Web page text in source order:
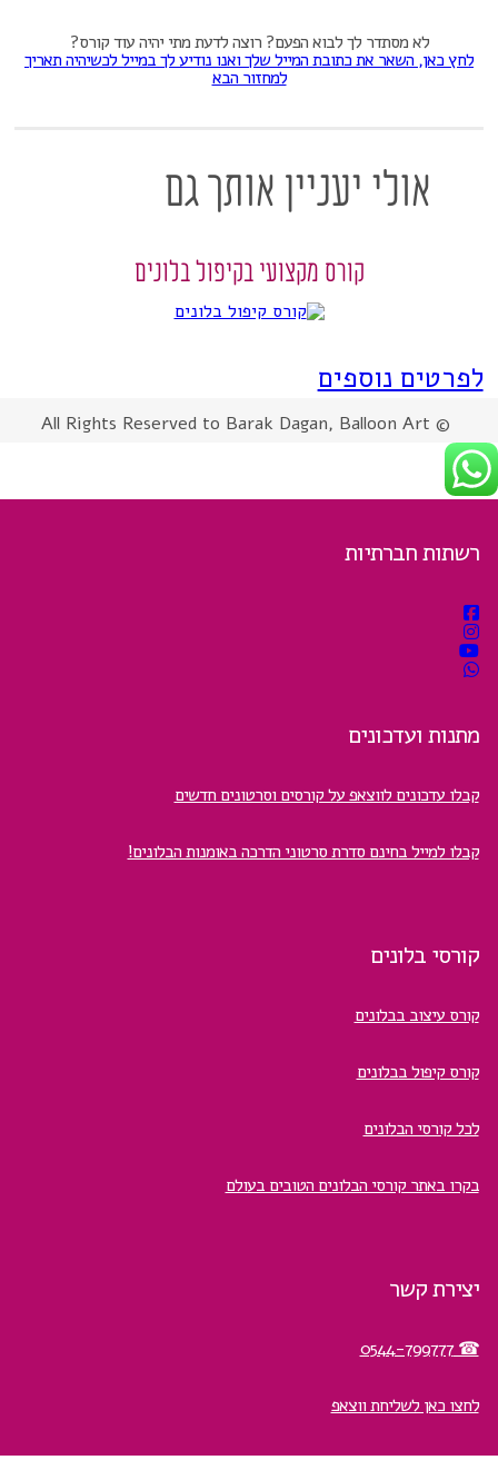
לא מסתדר לךלבואהפעם?רוצה לדעת מתי יהיה עוד קורס?
לחץ כאן, השאר את כתובת המייל שלך ואנו נודיע לך במייל לכשיהיה תאריך
למחזור הבא
אולי יעניין אותך גם
קורס מקצועי בקיפול בלונים
לפרטים נוספים
© All Rights Reserved to Barak Dagan, Balloon Art
רשתות חברתיות
מתנות ועדכונים
קבלו עדכונים לווצאפ על קורסים וסרטונים חדשים
קבלו למייל בחינם סדרת סרטוני הדרכה באומנות הבלונים!
קורסי בלונים
קורס עיצוב בבלונים
קורס קיפול בבלונים
לכל קורסי הבלונים
בקרו באתר קורסי הבלונים הטובים בעולם
יצירת קשר
☎ 0544-799777
לחצו כאן לשליחת ווצאפ